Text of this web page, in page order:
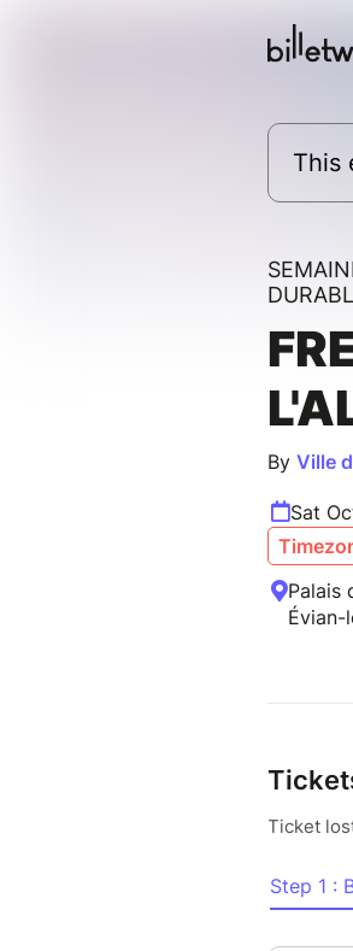
This
By Ville
Sat
Palais
Évian-